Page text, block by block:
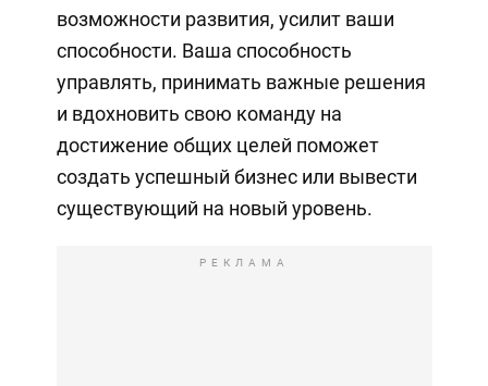
возможности развития, усилит ваши
способности. Ваша способность
управлять, принимать важные решения
и вдохновить свою команду на
достижение общих целей поможет
создать успешный бизнес или вывести
существующий на новый уровень.
РЕКЛАМА